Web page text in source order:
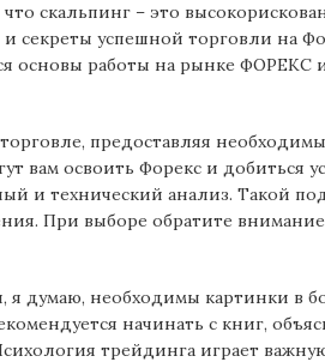
скальпинг – это
секреты успешной торговли на
основы работы на рынке ФОРЕКС
предоставляя
вам освоить Форекс и добиться
и технический анализ. Такой
При выборе обратите
я думаю, необходимы картинки в
начинать с книг,
трейдинга играет